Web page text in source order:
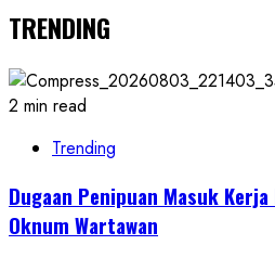
TRENDING
2 min read
Trending
Dugaan Penipuan Masuk
Oknum Wartawan